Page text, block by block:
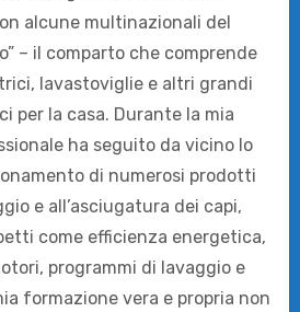
alcune multinazionali del
– il comparto che comprende
lavastoviglie e altri grandi
per la casa. Durante la mia
ha seguito da vicino lo
di numerosi prodotti
e all’asciugatura dei capi,
come efficienza energetica,
programmi di lavaggio e
formazione vera e propria non